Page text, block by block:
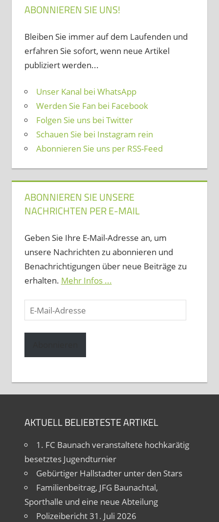
ABONNIEREN SIE UNS!
Bleiben Sie immer auf dem Laufenden und
erfahren Sie sofort, wenn neue Artikel
publiziert werden...
Unser Kanal bei WhatsApp
Werden Sie Fan bei Facebook
Folgen Sie uns bei Twitter
Schauen Sie bei Instagram rein
Abonnieren Sie uns per RSS-Feed
ABONNIEREN SIE UNSERE
NACHRICHTEN PER E-MAIL
Geben Sie Ihre E-Mail-Adresse an, um
unsere Nachrichten zu abonnieren und
Benachrichtigungen über neue Beiträge zu
erhalten. Mehr Infos ...
E-
Mail-
Adresse
AKTUELL BELIEBTESTE ARTIKEL
1. FC Baunach veranstaltete hochkarätig
besetztes Jugendturnier
Gebürtiger Hallstadter unter den Stars
Familienbeitrag, JFG Baunachtal,
Sporthalle und eine neue Abteilung
Polizeibericht 31. Juli 2026